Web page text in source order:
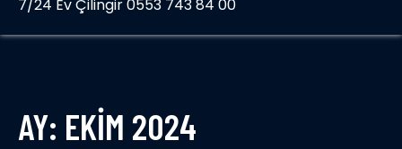
7/24 Ev Çilingir 0553 743 84 00
AY: EKIM 2024